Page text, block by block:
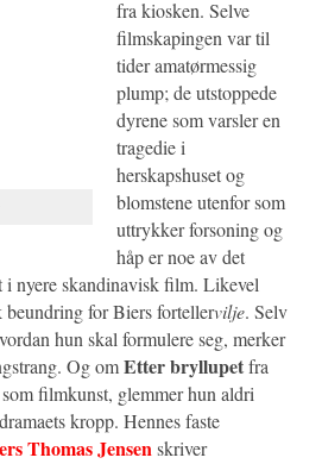
fra kiosken. Selve
filmskapingen var til
tider amatørmessig
plump; de utstoppede
dyrene som varsler en
tragedie i
herskapshuset og
blomstene utenfor som
uttrykker forsoning og
håp er noe av det
i nyere skandinavisk film. Likevel
beundring for Biers fortellervilje. Selv
hun skal formulere seg, merker
Og omEtter bryllupetfra
filmkunst, glemmer hun aldri
kropp. Hennes faste
Thomas Jensen skriver